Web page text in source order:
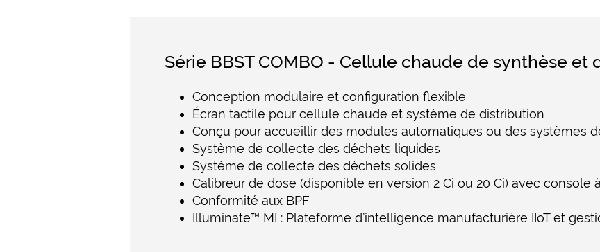
Série BBST COMBO - Cellule chaude de synthèse et
Conception modulaire et configuration flexible
Écran tactile pour cellule chaude et système de distribution
Conçu pour accueillir des modules automatiques ou des systèmes
Système de collecte des déchets liquides
Système de collecte des déchets solides
Calibreur de dose (disponible en version 2 Ci ou 20 Ci) avec console
Conformité aux BPF
Illuminate™ MI : Plateforme d’intelligence manufacturière IIoT et